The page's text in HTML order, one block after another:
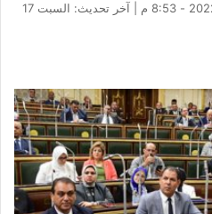
أ ش أ نشر في: السبت 17 سبتمبر 2022 - 8:53 م | آخر تحديث: السبت 17